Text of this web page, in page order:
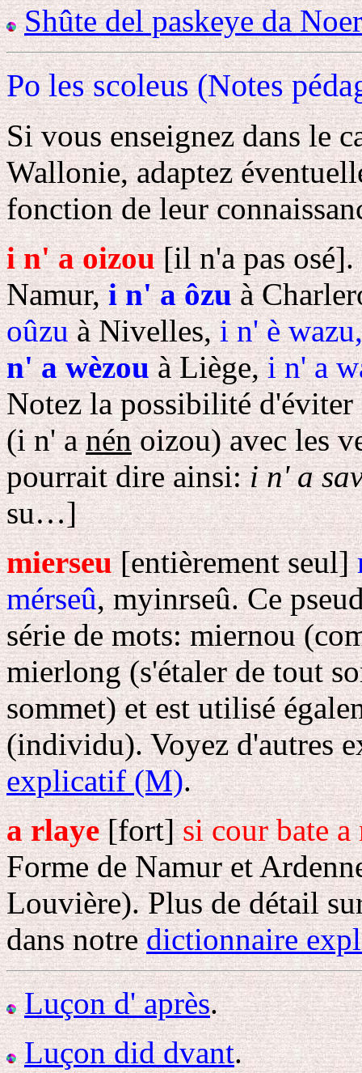
Shûte del paskeye da
Po les scoleus (Notes
Si vous enseignez dans le
Wallonie, adaptez
fonction de leur
i n' a oizou[il n'a pas osé].
Namur,i n' a ôzuà
oûzuà Nivelles,i n' è
n' a wèzouà Liège,i n' a
Notez la possibilité d'éviter
(i n' anénoizou) avec les
pourrait dire ainsi:i n' a
su…]
mierseu[entièrement seul]
mérseû, myinrseû. Ce
série de mots: miernou
mierlong (s'étaler de tout
sommet) et est utilisé
(individu). Voyez d'autres
explicatif (M).
a rlaye[fort]si cour bate a
Forme de Namur et
Louvière). Plus de détail
dans notredictionnaire
Luçon d' après.
Luçon did dvant.